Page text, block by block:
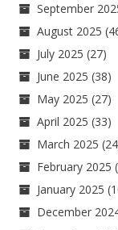
September
August 2025
July 2025 (27)
June 2025 (38)
May 2025 (27)
April 2025 (33)
March 2025
February 2025
January 2025
December